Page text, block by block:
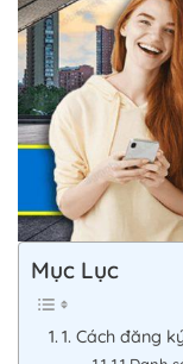
Mục Lục
1. Cách đăng